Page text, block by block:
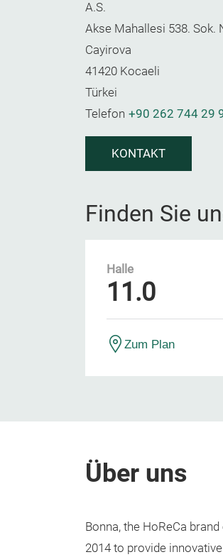
A.S.
Akse Mahallesi 538. Sok.
Cayirova
41420 Kocaeli
Türkei
Telefon +90 262 744 29
KONTAKT
Finden Sie
Halle
11.0
Zum Plan
Über uns
Bonna, the HoReCa
2014 to provide